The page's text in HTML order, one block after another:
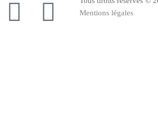
Mentions légales